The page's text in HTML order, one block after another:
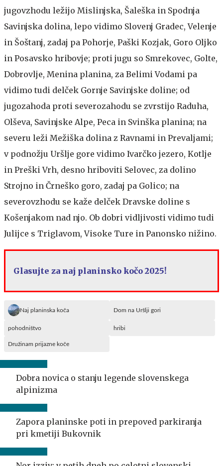
jugovzhodu ležijo Mislinjska, Šaleška in Spodnja
Savinjska dolina, lepo vidimo Slovenj Gradec, Velenje
in Šoštanj, zadaj pa Pohorje, Paški Kozjak, Goro Oljko
in Posavsko hribovje; proti jugu so Smrekovec, Golte,
Dobrovlje, Menina planina, za Belimi Vodami pa
vidimo tudi delček Gornje Savinjske doline; od
jugozahoda proti severozahodu se zvrstijo Raduha,
Olševa, Savinjske Alpe, Peca in Svinška planina; na
severu leži Mežiška dolina z Ravnami in Prevaljami;
v podnožju Uršlje gore vidimo Ivarčko jezero, Kotlje
in Preški Vrh, desno hriboviti Selovec, za dolino
Strojno in Črneško goro, zadaj pa Golico; na
severovzhodu se kaže delček Dravske doline s
Košenjakom nad njo. Ob dobri vidljivosti vidimo tudi
Julijce s Triglavom, Visoke Ture in Panonsko nižino.
Glasujte za naj planinsko kočo 2025!
Naj planinska koča Dom na Uršlji gori
pohodništvo hribi
Družinam prijazne koče
Dobra novica o stanju legende slovenskega
alpinizma
Zapora planinske poti in prepoved parkiranja
pri kmetiji Bukovnik